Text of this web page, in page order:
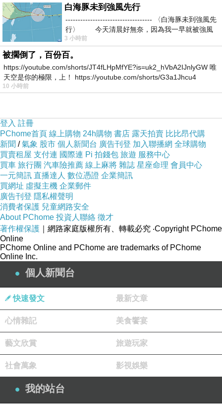
除非是特別的用餐習慣，
否則一般家中的餐桌上，
多少都會有一兩道的肉類料理，
吃慣了的雞豬牛羊鴨肉，
究竟還能有些什麼變化呢？
炒、炸、滷、煮、拌、淋、蒸、烤，
再搭配上豐富多變化性的季節食材，
在家也可以吃到和小館子一樣的美味料理。
書中兼具經典、家常和創意的400道肉類料理，
讓你天天都可以享用不同的新菜色，
想吃哪一道菜，
新聞分享
文章標籤
白海豚未到強風先行
----------------------------------- 〈白海豚未到強風先
行〉 今天清晨好無奈，因為我一早就被強風
3 小時前
被擱倒了，百份百。
https://youtube.com/shorts/JT4fLHpMfYE?is=uk2_hVbA2IJnlyGW 唯
天空是你的極限，上！ https://youtube.com/shorts/G3a1Jhcu4
10 小時前
登入 註冊
PChome首頁 線上購物 24h購物 書店 露天拍賣 比比昂代購
新聞 /氣象 股市 個人新聞台 廣告刊登 加入聯播網 全球購物
買賣租屋 支付連 國際連 Pi 拍錢包 旅遊 服務中心
買車 旅行團 汽車險推薦 線上麻將 雜誌 星座命理 會員中心
一元簡訊 直播達人 數位憑證 企業簡訊
買網址 虛擬主機 企業郵件
廣告刊登 隱私權聲明
消費者保護 兒童網路安全
About PChome 投資人聯絡 徵才
著作權保護 ｜網路家庭版權所有、轉載必究 ‧Copyright PChome
Online
PChome Online and PChome are trademarks of PChome
Online Inc.
個人新聞台
快速發文 最新文章
心情雜記 美食饗宴
藝文欣賞 旅遊玩家
社會萬象 影視娛樂
我的站台